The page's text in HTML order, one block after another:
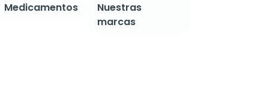
Medicamentos
Nuestras
marcas